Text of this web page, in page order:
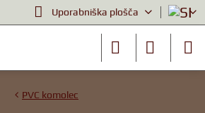
Uporabniška plošča
PVC komolec